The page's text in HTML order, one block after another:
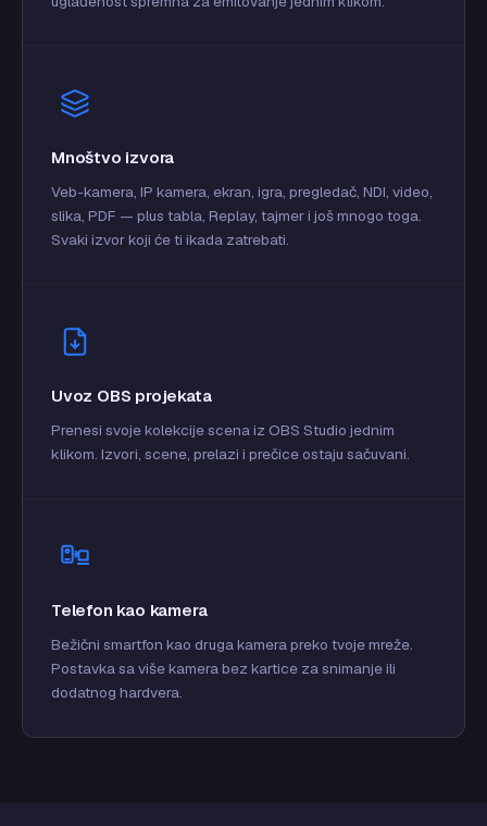
Mnoštvo izvora
Veb-kamera, IP kamera, ekran, igra, pregledač, NDI, video,
slika, PDF — plus tabla, Replay, tajmer i još mnogo toga.
Svaki izvor koji će ti ikada zatrebati.
Uvoz OBS projekata
Prenesi svoje kolekcije scena iz OBS Studio jednim
klikom. Izvori, scene, prelazi i prečice ostaju sačuvani.
Telefon kao kamera
Bežični smartfon kao druga kamera preko tvoje mreže.
Postavka sa više kamera bez kartice za snimanje ili
dodatnog hardvera.